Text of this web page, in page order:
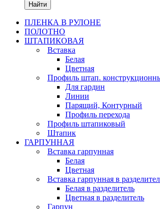
Найти
ПЛЕНКА В РУЛОНЕ
ПОЛОТНО
ШТАПИКОВАЯ
Вставка
Белая
Цветная
Профиль штап.
Для гардин
Линии
Парящий, Контурный
Профиль перехода
Профиль штапиковый
Штапик
ГАРПУННАЯ
Вставка гарпунная
Белая
Цветная
Вставка гарпунная в
Белая в разделитель
Цветная в разделитель
Гарпун